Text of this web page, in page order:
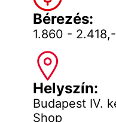
Bérezés:
1.860 -
Helyszín:
Budapest IV.
Shop